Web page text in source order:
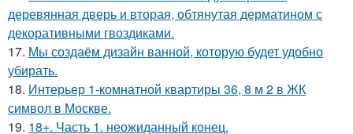
деревянная дверь и вторая, обтянутая дерматином с
декоративными гвоздиками.
17. Мы создаём дизайн ванной, которую будет удобно
убирать.
18. Интерьер 1-комнатной квартиры 36, 8 м 2 в ЖК
символ в Москве.
19. 18+. Часть 1. неожиданный конец.